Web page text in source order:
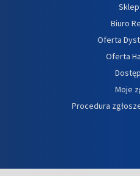
Sklep
Biuro
Oferta
Oferta
Moje
Procedura